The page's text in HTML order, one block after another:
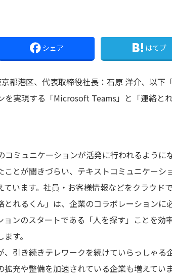
シェア はてブ
都港区、代表取締役社長：石原 洋介、以下
を実現する「Microsoft Teams」と「連絡と
ミュニケーションが活発に行われるように
とが聞きづらい、テキストコミュニケーシ
います。社員・お客様情報などをクラウド
れるくん」は、企業のコラボレーションに
ンのスタートである「人を探す」ことを効
す。
引き続きテレワークを続けていらっしゃる
充や整備を加速されている企業も増えていま